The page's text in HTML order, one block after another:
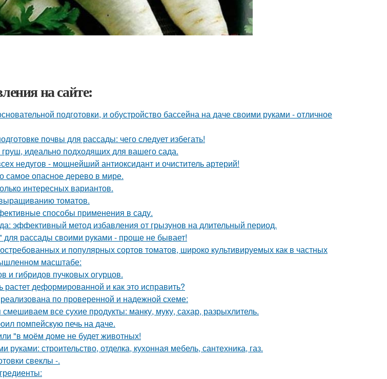
на сайте:
подготовки, и обустройство бассейна на даче своими руками - отличное
почвы для рассады: чего следует избегать!
идеально подходящих для вашего сада.
недугов - мощнейший антиоксидант и очиститель артерий!
самое опасное дерево в мире.
интересных вариантов.
томатов.
способы применения в саду.
эффективный метод избавления от грызунов на длительный период.
рассады своими руками - проще не бывает!
и популярных сортов томатов, широко культивируемых как в частных
масштабе:
и гибридов пучковых огурцов.
деформированной и как это исправить?
по проверенной и надежной схеме:
все сухие продукты: манку, муку, сахар, разрыхлитель.
помпейскую печь на даче.
"в моём доме не будет животных!
руками: строительство, отделка, кухонная мебель, сантехника, газ.
свеклы -.